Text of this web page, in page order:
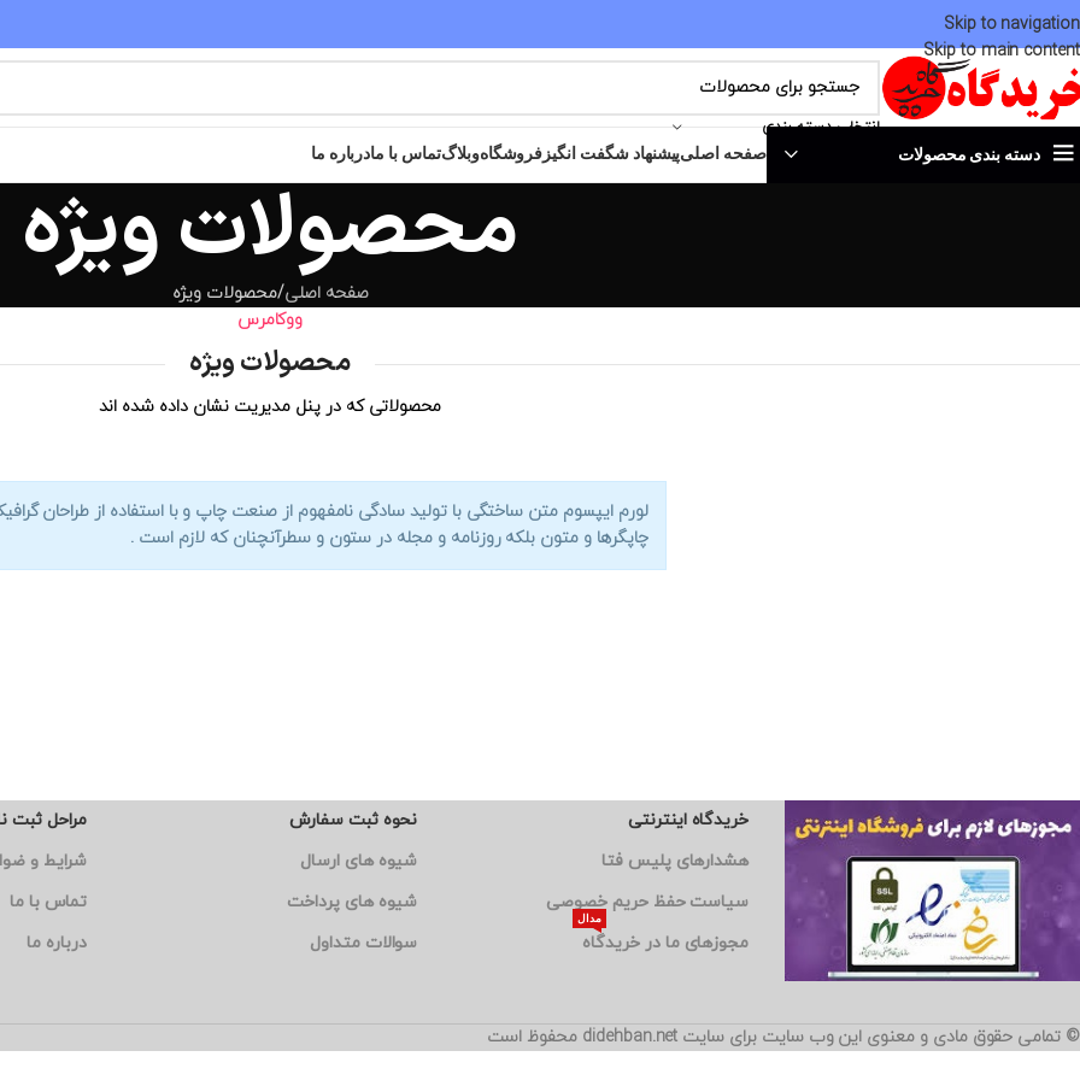
Skip to navigation
Skip to main content
انتخاب دسته بندی
دسته بندی محصولات صفحه اصلیپیشنهاد شگفت انگیز فروشگاهوبلاگتماس با مادرباره ما
محصولات ویژه
صفحه اصلی محصولات ویژه
ووکامرس
محصولات ویژه
محصولاتی که در پنل مدیریت نشان داده شده اند
لورم ایپسوم متن ساختگی با تولید سادگی نامفهوم ازصنعت چاپ و با استفاده از طراحان
چاپگرها و متون بلکه روزنامه و مجله در ستون و سطرآنچنان که لازم است .
مراحل ثبت
شرایط و
تماس با ما
درباره ما
نحوه ثبت سفارش
شیوه های ارسال
شیوه های پرداخت
سوالات متداول
خریدگاه اینترنتی
هشدارهای پلیس فتا
سیاست حفظ حریم خصوصی
مجوزهای ما در خریدگاه
مدال
© تمامی حقوق مادی و معنوی این وب سایت برای سایت didehban.net محفوظ است